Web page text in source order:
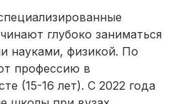
глубоко заниматься
науками, физикой. По
профессию в
(15-16 лет). С 2022 года